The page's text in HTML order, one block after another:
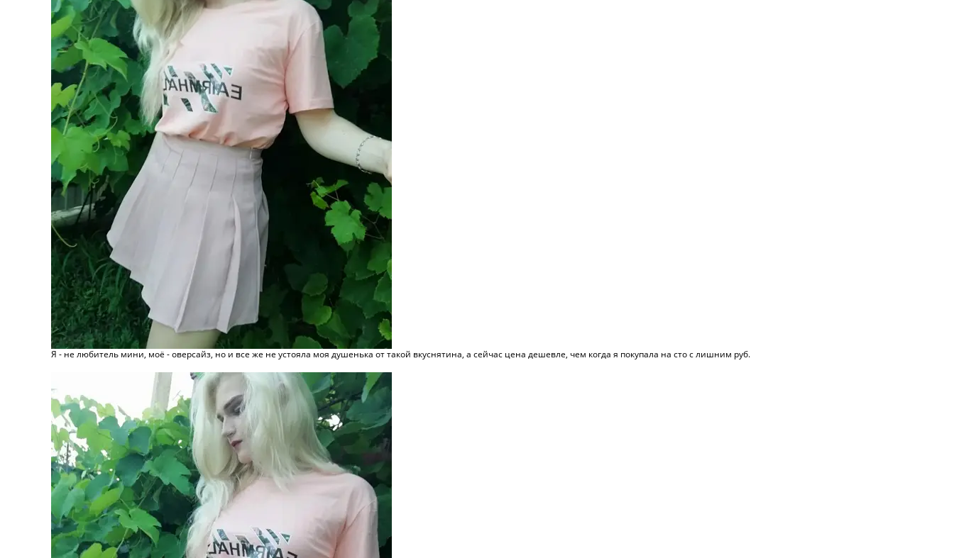
Я - не любитель мини, моё - оверсайз, но и все же не устояла моя душенька от такой вкуснятина, а сейчас цена дешевле, чем когда я покупала на сто с лишним руб.